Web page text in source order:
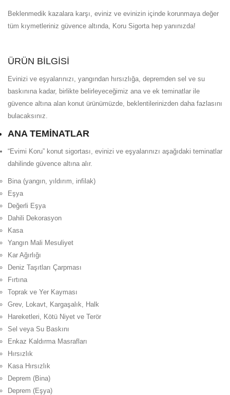
Beklenmedik kazalara karşı, eviniz ve evinizin içinde korunmaya değer
tüm kıymetleriniz güvence altında, Koru Sigorta hep yanınızda!
ÜRÜN BİLGİSİ
Evinizi ve eşyalarınızı, yangından hırsızlığa, depremden sel ve su
baskınına kadar, birlikte belirleyeceğimiz ana ve ek teminatlar ile
güvence altına alan konut ürünümüzde, beklentilerinizden daha fazlasını
bulacaksınız.
ANA TEMİNATLAR
“Evimi Koru” konut sigortası, evinizi ve eşyalarınızı aşağıdaki teminatlar
dahilinde güvence altına alır.
Bina (yangın, yıldırım, infilak)
Eşya
Değerli Eşya
Dahili Dekorasyon
Kasa
Yangın Mali Mesuliyet
Kar Ağırlığı
Deniz Taşıtları Çarpması
Fırtına
Toprak ve Yer Kayması
Grev, Lokavt, Kargaşalık, Halk
Hareketleri, Kötü Niyet ve Terör
Sel veya Su Baskını
Enkaz Kaldırma Masrafları
Hırsızlık
Kasa Hırsızlık
Deprem (Bina)
Deprem (Eşya)